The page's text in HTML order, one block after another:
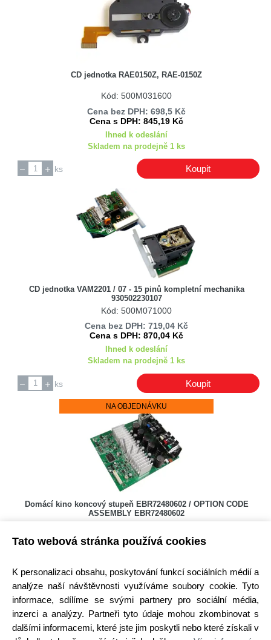
Tato webová stránka používá cookies
K personalizaci obsahu, poskytování funkcí sociálních médií a
analýze naší návštěvnosti využíváme soubory cookie. Tyto
informace, sdílíme se svými partnery pro sociální média,
inzerci a analýzy. Partneři tyto údaje mohou zkombinovat s
dalšími informacemi, které jste jim poskytli nebo které získali v
CD jednotka RAE0150Z, RAE-0150Z
Kód: 500M031600
Cena bez DPH: 698,5 Kč
Cena s DPH: 845,19 Kč
Ihned k odeslání
Skladem na prodejně 1 ks
ks Koupit
CD jednotka VAM2201 / 07 - 15 pinů kompletní mechanika
930502230107
Kód: 500M071000
Cena bez DPH: 719,04 Kč
Cena s DPH: 870,04 Kč
Ihned k odeslání
Skladem na prodejně 1 ks
ks Koupit
NA OBJEDNÁVKU
Domácí kino koncový stupeň EBR72480602 / OPTION CODE
ASSEMBLY EBR72480602
Cena bez DPH: 1983,41 Kč
Cena s DPH: 2399,93 Kč
! není skladem !
ks Koupit
NA OBJEDNÁVKU